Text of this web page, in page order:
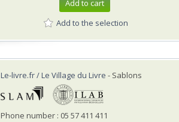
Add to cart
Add to the selection
Le-livre.fr / Le Village du Livre - Sablons
Phone number : 05 57 411 411